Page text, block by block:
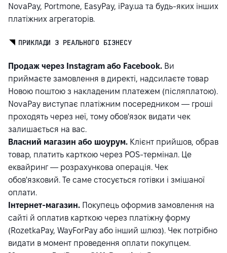
NovaPay, Portmone, EasyPay, iPay.ua та будь-яких інших
платіжних агрегаторів.
ПРИКЛАДИ З РЕАЛЬНОГО БІЗНЕСУ
Продаж через Instagram або Facebook. Ви
приймаєте замовлення в директі, надсилаєте товар
Новою поштою з накладеним платежем (післяплатою).
NovaPay виступає платіжним посередником — гроші
проходять через неї, тому обов'язок видати чек
залишається на вас.
Власний магазин або шоурум. Клієнт прийшов, обрав
товар, платить карткою через POS-термінал. Це
еквайринг — розрахункова операція. Чек
обов'язковий. Те саме стосується готівки і змішаної
оплати.
Інтернет-магазин. Покупець оформив замовлення на
сайті й оплатив карткою через платіжну форму
(RozetkaPay, WayForPay або інший шлюз). Чек потрібно
видати в момент проведення оплати покупцем.